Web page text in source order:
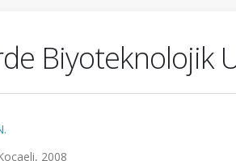
Biyoteknolojik
2008